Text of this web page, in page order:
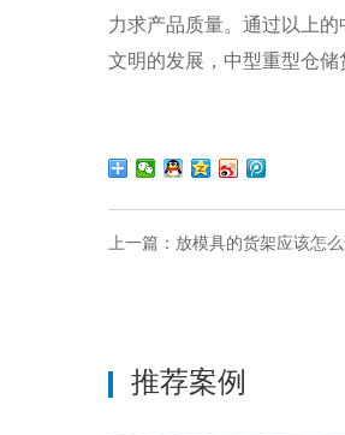
力求产品质量。通过以上的
文明的发展，中型重型仓储
上一篇： 放模具的货架应该怎
推荐案例